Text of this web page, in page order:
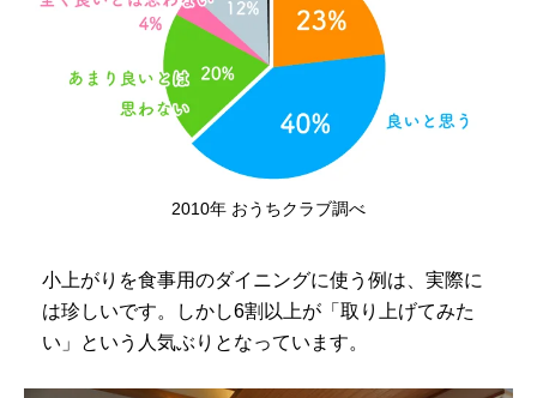
2010年 おうちクラブ調べ
小上がりを食事用のダイニングに使う例は、実際に
は珍しいです。しかし6割以上が「取り上げてみた
い」という人気ぶりとなっています。